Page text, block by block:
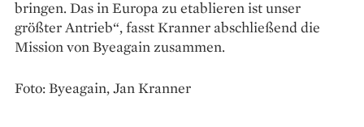
bringen. Das in Europa zu etablieren ist unser
größter Antrieb“, fasst Kranner abschließend die
Mission von Byeagain zusammen.
Foto: Byeagain, Jan Kranner